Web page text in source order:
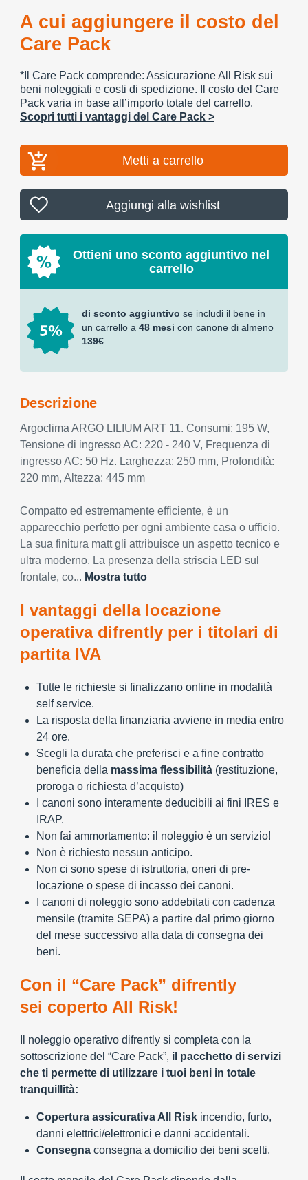
A cui aggiungere il costo del
Care Pack
*Il Care Pack comprende: Assicurazione All Risk sui
beni noleggiati e costi di spedizione. Il costo del Care
Pack varia in base all’importo totale del carrello.
Scopri tutti i vantaggi del Care Pack >
Metti a carrello
Aggiungi alla wishlist
Ottieni uno sconto aggiuntivo nel
carrello
di sconto aggiuntivo se includi il bene in
un carrello a 48 mesi con canone di almeno
139€
Descrizione
Argoclima ARGO LILIUM ART 11. Consumi: 195 W,
Tensione di ingresso AC: 220 - 240 V, Frequenza di
ingresso AC: 50 Hz. Larghezza: 250 mm, Profondità:
220 mm, Altezza: 445 mm
Compatto ed estremamente efficiente, è un
apparecchio perfetto per ogni ambiente casa o ufficio.
La sua finitura matt gli attribuisce un aspetto tecnico e
ultra moderno. La presenza della striscia LED sul
frontale, co... Mostra tutto
I vantaggi della locazione
operativa difrently per i titolari di
partita IVA
Tutte le richieste si finalizzano online in modalità
self service.
La risposta della finanziaria avviene in media entro
24 ore.
Scegli la durata che preferisci e a fine contratto
beneficia della massima flessibilità (restituzione,
proroga o richiesta d’acquisto)
I canoni sono interamente deducibili ai fini IRES e
IRAP.
Non fai ammortamento: il noleggio è un servizio!
Non è richiesto nessun anticipo.
Non ci sono spese di istruttoria, oneri di pre-
locazione o spese di incasso dei canoni.
I canoni di noleggio sono addebitati con cadenza
mensile (tramite SEPA) a partire dal primo giorno
del mese successivo alla data di consegna dei
beni.
Con il “Care Pack” difrently
sei coperto All Risk!
Il noleggio operativo difrently si completa con la
sottoscrizione del “Care Pack”, il pacchetto di servizi
che ti permette di utilizzare i tuoi beni in totale
tranquillità:
Copertura assicurativa All Risk incendio, furto,
danni elettrici/elettronici e danni accidentali.
Consegna consegna a domicilio dei beni scelti.